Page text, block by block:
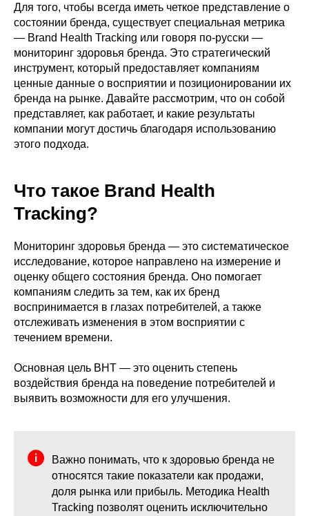
Для того, чтобы всегда иметь четкое представление о
состоянии бренда, существует специальная метрика
— Brand Health Tracking или говоря по-русски —
мониторинг здоровья бренда. Это стратегический
инструмент, который предоставляет компаниям
ценные данные о восприятии и позиционировании их
бренда на рынке. Давайте рассмотрим, что он собой
представляет, как работает, и какие результаты
компании могут достичь благодаря использованию
этого подхода.
Что такое Brand Health
Tracking?
Мониторинг здоровья бренда — это систематическое
исследование, которое направлено на измерение и
оценку общего состояния бренда. Оно помогает
компаниям следить за тем, как их бренд
воспринимается в глазах потребителей, а также
отслеживать изменения в этом восприятии с
течением времени.
Основная цель BHT — это оценить степень
воздействия бренда на поведение потребителей и
выявить возможности для его улучшения.
Важно понимать, что к здоровью бренда не
относятся такие показатели как продажи,
доля рынка или прибыль. Методика Health
Tracking позволят оценить исключительно